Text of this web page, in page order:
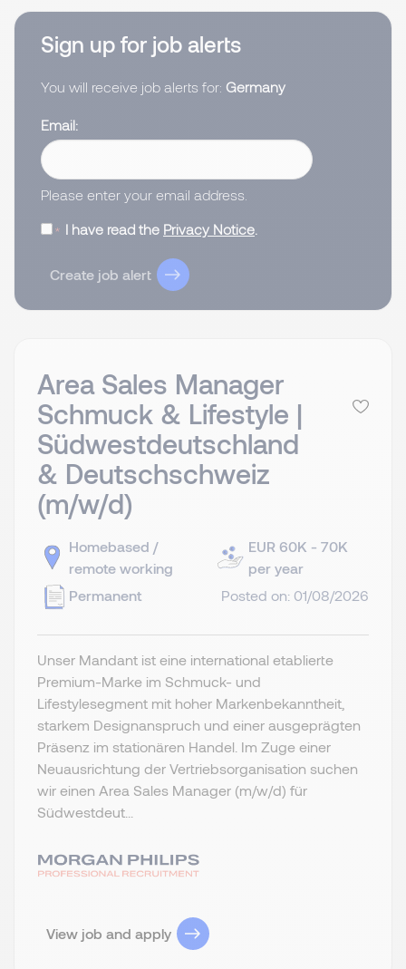
Sign up for job alerts
You will receive job alerts for: Germany
Email
Please enter your email address.
I have read the Privacy Notice.
Create job alert
Area Sales Manager
Schmuck & Lifestyle |
Südwestdeutschland
& Deutschschweiz
(m/w/d)
Homebased /
remote working
Permanent
EUR 60K - 70K
per year
Posted on: 01/08/2026
Unser Mandant ist eine international etablierte
Premium-Marke im Schmuck- und
Lifestylesegment mit hoher Markenbekanntheit,
starkem Designanspruch und einer ausgeprägten
Präsenz im stationären Handel. Im Zuge einer
Neuausrichtung der Vertriebsorganisation suchen
wir einen Area Sales Manager (m/w/d) für
Südwestdeut...
View job and apply